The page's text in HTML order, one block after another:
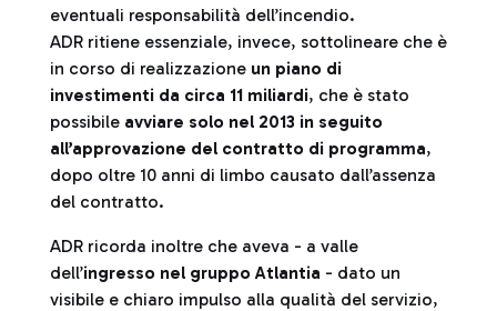
eventuali responsabilità dell’incendio.
ADR ritiene essenziale, invece, sottolineare che è
in corso di realizzazione un piano di
investimenti da circa 11 miliardi, che è stato
possibile avviare solo nel 2013 in seguito
all’approvazione del contratto di programma,
dopo oltre 10 anni di limbo causato dall’assenza
del contratto.
ADR ricorda inoltre che aveva - a valle
dell’ingresso nel gruppo Atlantia - dato un
visibile e chiaro impulso alla qualità del servizio,